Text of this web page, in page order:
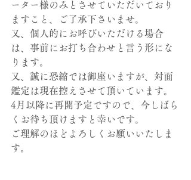
ーター様のみとさせていただいており
ますこと、ご了承下さいませ。
又、個人的にお呼びいただける場合
は、事前にお打ち合わせと言う形にな
ります。
又、誠に恐縮では御座いますが、対面
鑑定は現在控えさせて頂いています。
4月以降に再開予定ですので、今しばら
くお待ち頂けますと幸いです。
ご理解のほどよろしくお願いいたしま
す。